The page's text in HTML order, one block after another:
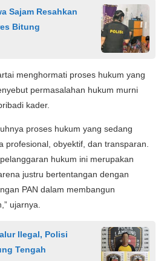
Sajam Resahkan
Bitung
menghormati proses hukum yang
permasalahan hukum murni
kader.
proses hukum yang sedang
profesional, obyektif, dan transparan.
hukum ini merupakan
justru bertentangan dengan
PAN dalam membangun
ujarnya.
Ilegal, Polisi
Tengah